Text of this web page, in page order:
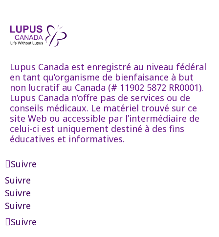
Lupus Canada est enregistré au niveau fédéral
en tant qu’organisme de bienfaisance à but
non lucratif au Canada (# 11902 5872 RR0001).
Lupus Canada n’offre pas de services ou de
conseils médicaux. Le matériel trouvé sur ce
site Web ou accessible par l’intermédiaire de
celui-ci est uniquement destiné à des fins
éducatives et informatives.
Suivre
Suivre
Suivre
Suivre
Suivre